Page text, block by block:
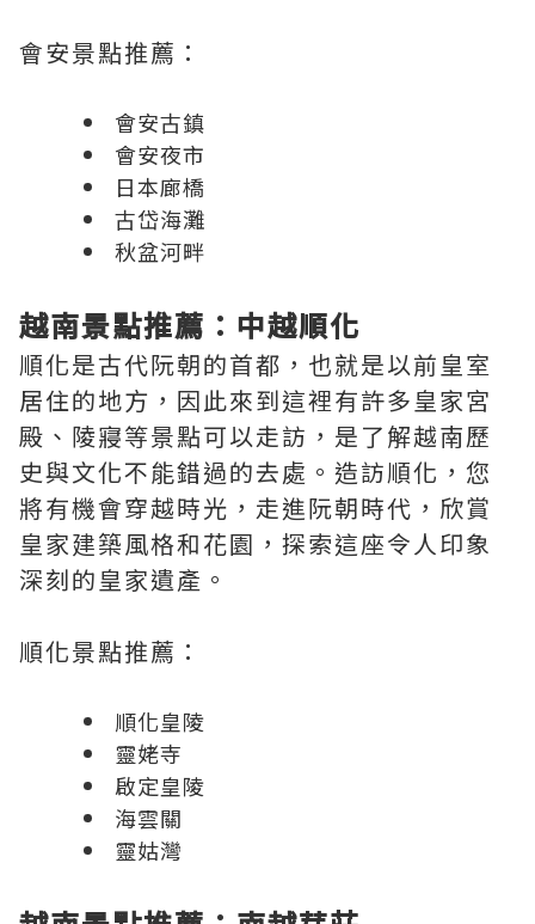
會安景點推薦：
會安古鎮
會安夜市
日本廊橋
古岱海灘
秋盆河畔
越南景點推薦：中越順化
順化是古代阮朝的首都，也就是以前皇室
居住的地方，因此來到這裡有許多皇家宮
殿、陵寢等景點可以走訪，是了解越南歷
史與文化不能錯過的去處。造訪順化，您
將有機會穿越時光，走進阮朝時代，欣賞
皇家建築風格和花園，探索這座令人印象
深刻的皇家遺產。
順化景點推薦：
順化皇陵
靈姥寺
啟定皇陵
海雲關
靈姑灣